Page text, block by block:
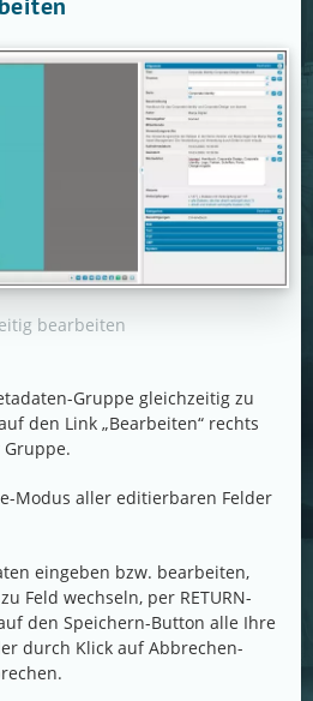
bearbeiten
Gruppe gleichzeitig zu
den Link „Bearbeiten“ rechts
Modus aller editierbaren Felder
eingeben bzw. bearbeiten,
Feld wechseln, per RETURN-
den Speichern-Button alle Ihre
durch Klick auf Abbrechen-